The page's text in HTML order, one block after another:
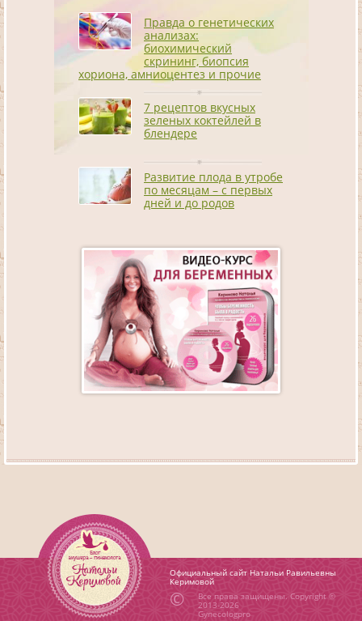
Правда о генетических
анализах:
биохимический
скрининг, биопсия
хориона, амниоцентез и прочие
7 рецептов вкусных
зеленых коктейлей в
блендере
Развитие плода в утробе
по месяцам – с первых
дней и до родов
Официальный сайт Натальи Равильевны
Керимовой
Все права защищены. Copyright ©
2013-2026
Gynecologpro